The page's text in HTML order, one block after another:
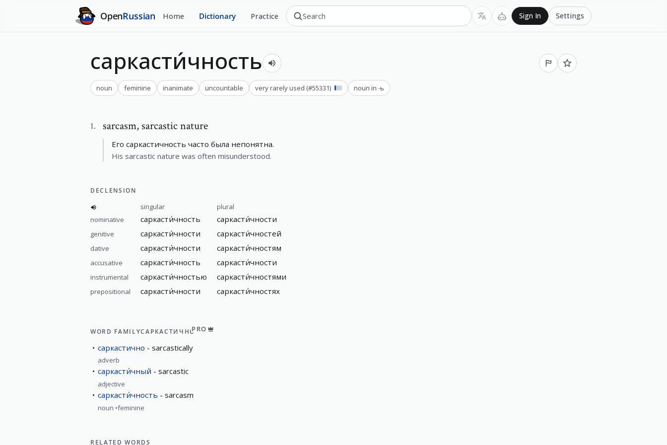
OpenRussian Home Dictionary Practice Sign In Settings
саркасти́чность
noun feminine inanimate uncountable very rarely used (#55331) noun in -ь
1. sarcasm, sarcastic nature
Его саркастичность часто была непонятна.
His sarcastic nature was often misunderstood.
DECLENSION
singular
plural
nominative
саркасти́чность саркасти́чности
genitive саркасти́чности саркасти́чностей
dative саркасти́чности саркасти́чностям
accusative саркасти́чность саркасти́чности
instrumental саркасти́чностью саркасти́чностями
prepositional саркасти́чности саркасти́чностях
WORD FAMILYСАРКАСТИЧНОPRO
саркастично sarcastically
adverb
саркасти́чный sarcastic
adjective
саркасти́чность sarcasm
noun feminine
RELATED WORDS